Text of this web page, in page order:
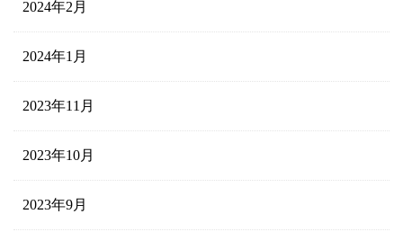
2024年2月
2024年1月
2023年11月
2023年10月
2023年9月